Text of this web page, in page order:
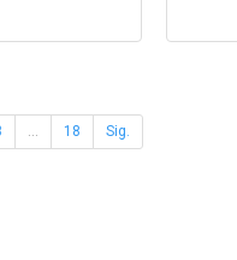
18 Sig.